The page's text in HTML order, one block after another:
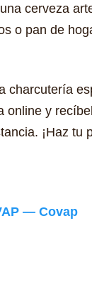
cerveza
o pan de
y
¡Haz
— Covap